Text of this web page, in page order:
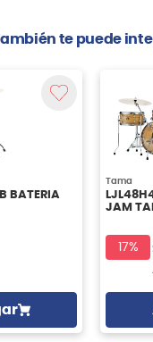
te puede
BATERIA
Tama
JAM
17%